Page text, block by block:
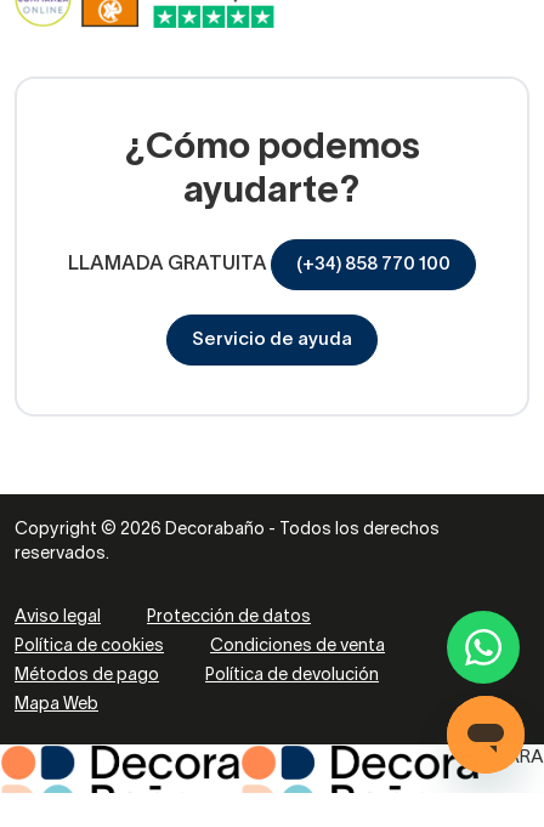
¿Cómo podemos
ayudarte?
LLAMADA GRATUITA (+34) 858 770 100
Servicio de ayuda
Copyright © 2026 Decorabaño - Todos los derechos
reservados.
Aviso legal
Protección de datos
Política de cookies
Condiciones de venta
Métodos de pago
Política de devolución
Mapa Web
CIERRA